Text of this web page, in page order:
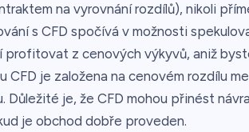
na vyrovnání rozdílů), nikoli
s CFD spočívá v možnosti
profitovat z cenových výkyvů, aniž
CFD je založena na cenovém rozdílu
Důležité je, že CFD mohou přinést
je obchod dobře proveden.